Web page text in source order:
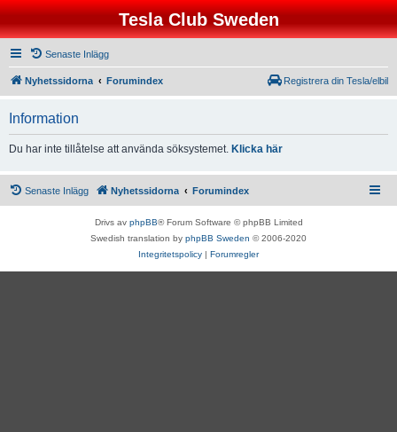
Tesla Club Sweden
Senaste Inlägg
Nyhetssidorna Forumindex Registrera din Tesla/elbil
Information
Du har inte tillåtelse att använda söksystemet. Klicka här
Senaste Inlägg Nyhetssidorna Forumindex
Drivs av phpBB® Forum Software © phpBB Limited
Swedish translation by phpBB Sweden © 2006-2020
Integritetspolicy | Forumregler